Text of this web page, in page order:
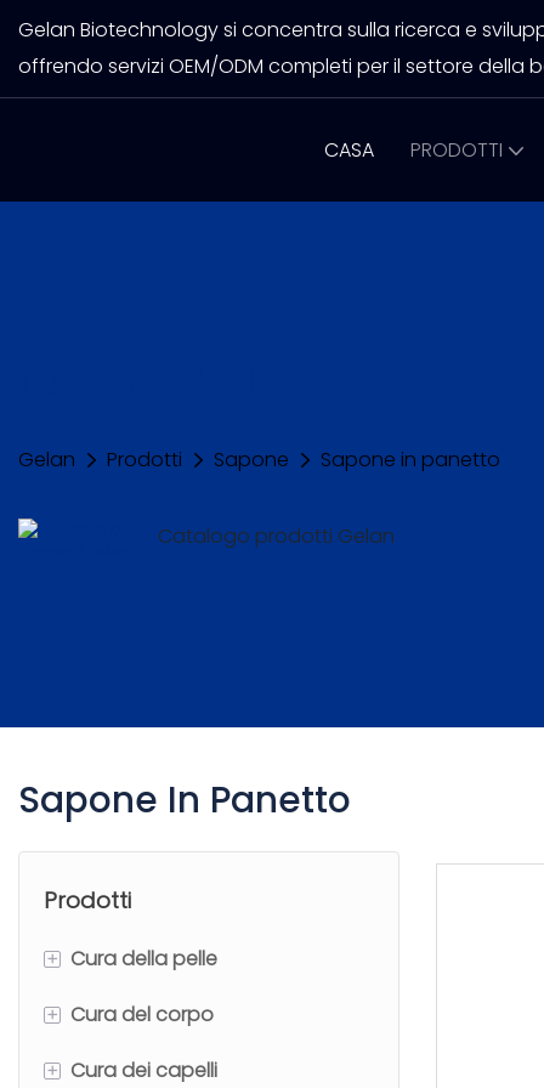
Gelan Biotechnology si concentra sulla ricerca e
offrendo servizi OEM/ODM completi per il settore della
CASA PRODOTTI
Gelan Prodotti Sapone Sapone in panetto
Catalogo prodotti Gelan
Sapone In Panetto
Prodotti
+ Cura della pelle
Set per la cura della pelle
Siero per il viso
+ Cura del corpo
Olio per il corpo
+ Cura dei capelli